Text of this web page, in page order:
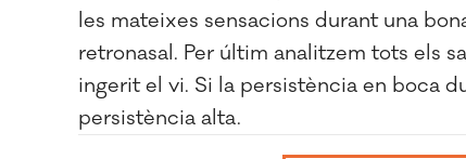
les mateixes sensacions durant una
retronasal. Per últim analitzem tots els
ingerit el vi. Si la persistència en boca
persistència alta.